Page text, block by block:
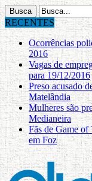
RECENTES
Ocorrências
2016
Vagas de
para 19/12/2016
Preso acusado
Matelândia
Mulheres são
Medianeira
Fãs de Game of
em Foz